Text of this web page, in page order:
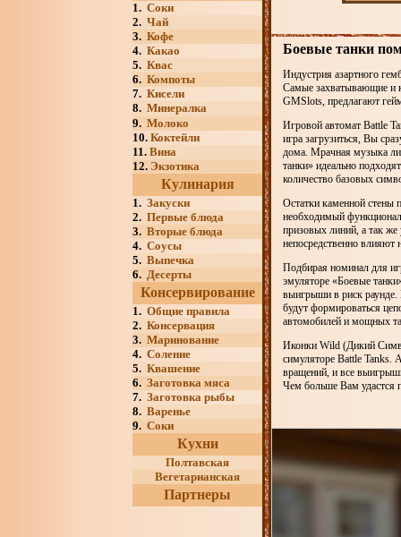
1. Соки
2. Чай
3. Кофе
4. Какао
5. Квас
6. Компоты
7. Кисели
8. Минералка
9. Молоко
10. Коктейли
11. Вина
12. Экзотика
Кулинария
1. Закуски
2. Первые блюда
3. Вторые блюда
4. Соусы
5. Выпечка
6. Десерты
Консервирование
1. Общие правила
2. Консервация
3. Маринование
4. Соление
5. Квашение
6. Заготовка мяса
7. Заготовка рыбы
8. Варенье
9. Соки
Кухни
Полтавская
Вегетарианская
Партнеры
Боевые танки
Индустрия азартного
Самые захватывающие и
GMSlots, предлагают
Игровой автомат Battle
игра загрузиться, Вы
дома. Мрачная музыка
танки» идеально
количество базовых
Остатки каменной стены
необходимый
призовых линий, а так же
непосредственно влияют
Подбирая номинал для
эмуляторе «Боевые
выигрыши в риск раунде.
будут формироваться
автомобилей и мощных
Иконки Wild (Дикий
симуляторе Battle Tanks.
вращений, и все
Чем больше Вам удастся